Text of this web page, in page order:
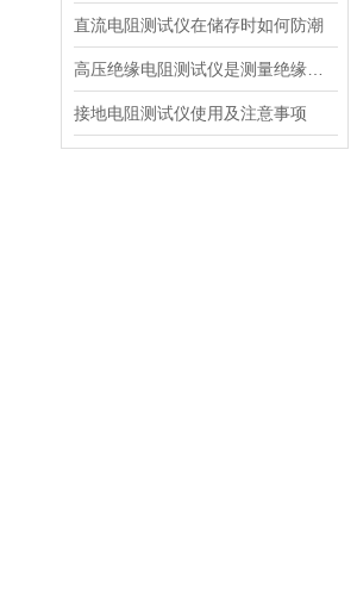
直流电阻测试仪在储存时如何防潮
接地电阻测试仪使用及注意事项